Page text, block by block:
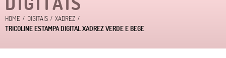
HOME DIGITAIS
XADREZ
TRICOLINE ESTAMPA DIGITAL XADREZ VERDE E BEGE